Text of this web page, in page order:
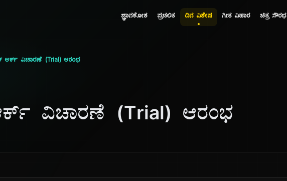
ಜ್ಞಾನಕೋಶ ಪ್ರಚಲಿತ ದಿನ ವಿಶೇಷ ಗೀತ ವಿಹಾರ ಚಿತ್ರ ಸೌರಭ
ವಿಚಾರಣೆ (Trial) ಆರಂಭ
ವಿಚಾರಣೆ (Trial) ಆರಂಭ